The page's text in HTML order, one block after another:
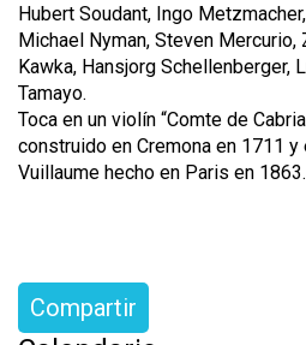
Hubert Soudant, Ingo
Michael Nyman, Steven Mercurio,
Kawka, Hansjorg Schellenberger,
Tamayo.
Toca en un violín “Comte de
construido en Cremona en 1711
Vuillaume hecho en Paris en 1863.
Compartir